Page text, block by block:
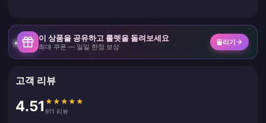
이 상품을 공유하고 룰렛을 돌려보세요
최대 쿠폰 — 일일 한정 보상
돌리기
고객 리뷰
4.51 ★ ★ ★ ★ ★
911 리뷰